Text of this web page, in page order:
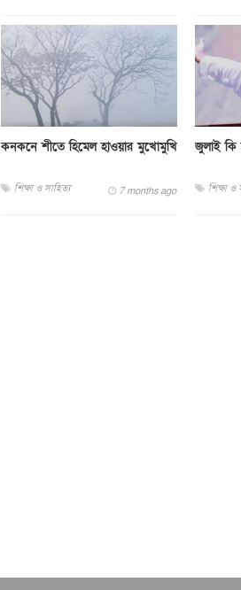
কনকনে শীতে হিমেল হাওয়ার মুখোমুখি
শিক্ষা ও সাহিত্য 7 months ago
জুলাই কি
শিক্ষা ও